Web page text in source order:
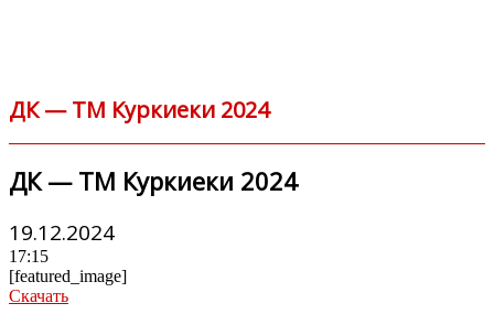
ДК — ТМ Куркиеки 2024
ДК — ТМ Куркиеки 2024
19.12.2024
17:15
[featured_image]
Скачать